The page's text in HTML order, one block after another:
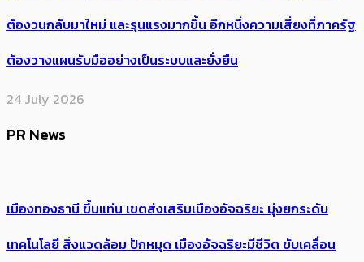
ต้อง​วนกลับมาใหม่ และรุนแรงมากขึ้น อีกหนึ่งความเสี่ยงที่ภาครัฐ
ต้องวางแผนรับมืออย่างเป็นระบบและยั่งยืน
24 July 2026
PR News
เมืองทองธานี ขึ้นแท่น เขตส่งเสริมเมืองอัจฉริยะ มุ่งยกระดับ
เทคโนโลยี สิ่งแวดล้อม ปักหมุด เมืองอัจฉริยะมีชีวิต ขับเคลื่อน